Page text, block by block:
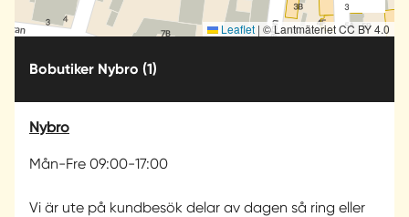
Leaflet | © Lantmäteriet CC BY 4.0
Bobutiker Nybro (1)
Nybro
Mån-Fre 09:00-17:00
Vi är ute på kundbesök delar av dagen så ring eller